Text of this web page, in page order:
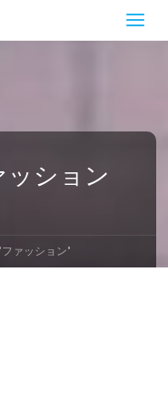
ッション
ァッション"